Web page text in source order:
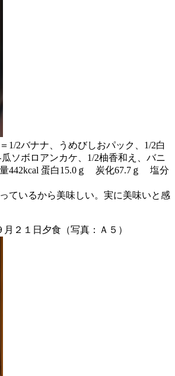
2バナナ、うめびしおパック、1/2白
ソボロアンカケ、1/2柚香和え、バニ
蛋白15.0ｇ 炭化67.7ｇ 塩分
ているから美味しい。実に美味いと感
月２１日夕食（写真：Ａ５）